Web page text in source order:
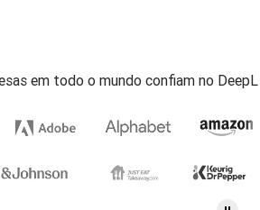
em todo o mundo confiam no DeepL